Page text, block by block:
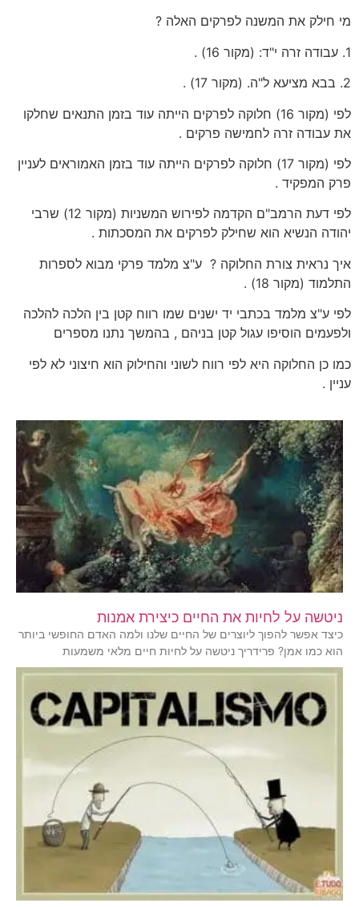
מי חילק את המשנה לפרקים האלה ?
1. עבודה זרה י"ד: (מקור 16) .
2. בבא מציעא ל"ה. (מקור 17) .
לפי (מקור 16) חלוקה לפרקים הייתה עוד בזמן התנאים שחלקו
את עבודה זרה לחמישה פרקים .
לפי (מקור 17) חלוקה לפרקים הייתה עוד בזמן האמוראים לעניין
פרק המפקיד .
לפי דעת הרמב"ם הקדמה לפירוש המשניות (מקור 12) שרבי
יהודה הנשיא הוא שחילק לפרקים את המסכתות .
איך נראית צורת החלוקה ? ע"צ מלמד פרקי מבוא לספרות
התלמוד (מקור 18) .
לפי ע"צ מלמד בכתבי יד ישנים שמו רווח קטן בין הלכה להלכה
ולפעמים הוסיפו עגול קטן בניהם , בהמשך נתנו מספרים
כמו כן החלוקה היא לפי רווח לשוני והחילוק הוא חיצוני לא לפי
עניין .
ניטשה על לחיות את החיים כיצירת אמנות
כיצד אפשר להפוך ליוצרים של החיים שלנו ולמה האדם החופשי ביותר
הוא כמו אמן? פרידריך ניטשה על לחיות חיים מלאי משמעות